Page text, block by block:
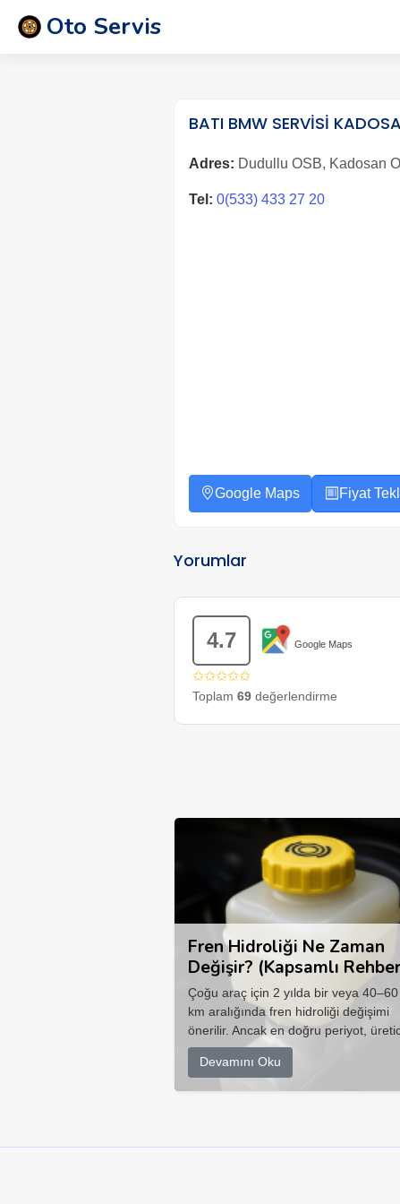
Oto Servis
BATI BMW SERVİSİ
Adres: Dudullu OSB, Kadosan
Tel: 0(533) 433 27 20
Google Maps Fiyat
Yorumlar
4.7 Google Maps
✩✩✩✩✩
Toplam 69değerlendirme
Fren Hidroliği Ne Zaman
Değişir? (Kapsamlı
Çoğu araç için 2 yılda bir veya
km aralığında fren hidroliği değişimi
önerilir. Ancak en doğru periyot,
Devamını Oku